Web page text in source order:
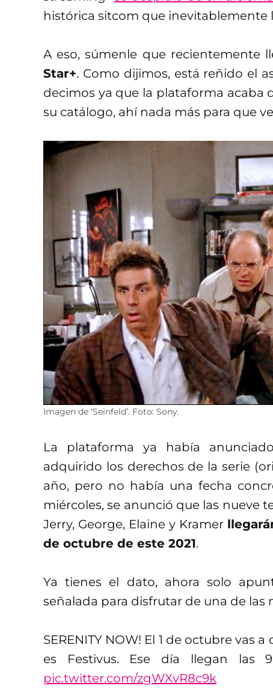
histórica sitcom que inevitablemente
A eso, súmenle que recientemente
Star+. Como dijimos, está reñido el
decimos ya que la plataforma
su catálogo, ahí nada más para que
Imagen de ‘Seinfeld’. Foto: Sony.
La plataforma ya había
adquirido los derechos de la serie
año, pero no había una fecha
miércoles, se anunció que las nueve
Jerry, George, Elaine y Kramer
de octubre de este 2021.
Ya tienes el dato, ahora solo
señalada para disfrutar de una de las
SERENITY NOW! El 1 de octubre vas
es Festivus. Ese día llegan las
pic.twitter.com/zgWXvR8c9k